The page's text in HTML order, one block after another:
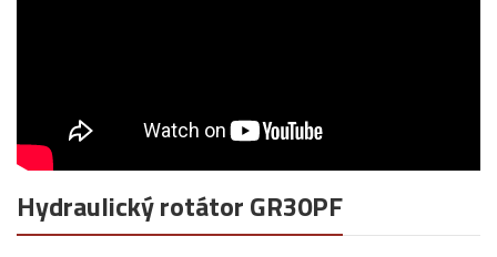
Hydraulický rotátor GR30PF